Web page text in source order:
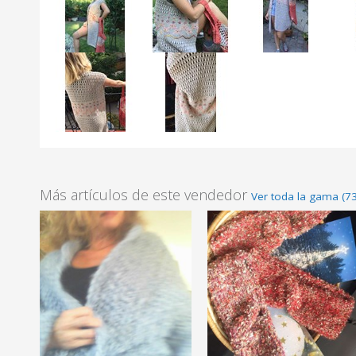
Más artículos de este vendedor Ver toda la gama